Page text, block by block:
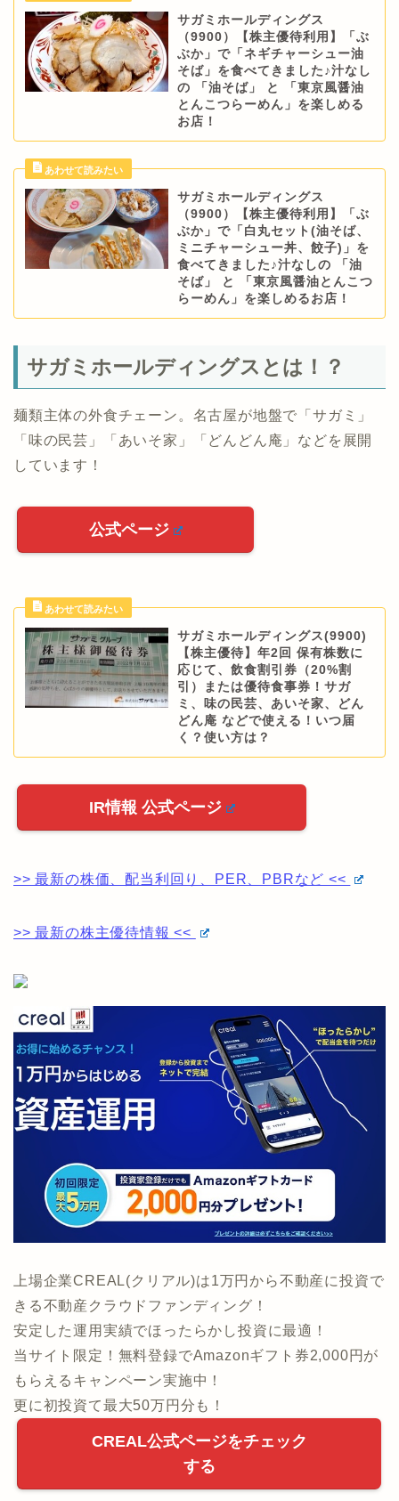
サガミホールディングス
（9900）【株主優待利用】「ぶ
ぶか」で「ネギチャーシュー油
そば」を食べてきました♪汁なし
の 「油そば」 と 「東京風醤油
とんこつらーめん」を楽しめる
お店！
サガミホールディングス
（9900）【株主優待利用】「ぶ
ぶか」で「白丸セット(油そば、
ミニチャーシュー丼、餃子)」を
食べてきました♪汁なしの 「油
そば」 と 「東京風醤油とんこつ
らーめん」を楽しめるお店！
サガミホールディングスとは！？
麺類主体の外食チェーン。名古屋が地盤で「サガミ」
「味の民芸」「あいそ家」「どんどん庵」などを展開
しています！
公式ページ
サガミホールディングス(9900)
【株主優待】年2回 保有株数に
応じて、飲食割引券（20%割
引）または優待食事券！サガ
ミ、味の民芸、あいそ家、どん
どん庵 などで使える！いつ届
く？使い方は？
IR情報 公式ページ
>> 最新の株価、配当利回り、PER、PBRなど <<
>> 最新の株主優待情報 <<
上場企業CREAL(クリアル)は1万円から不動産に投資で
きる不動産クラウドファンディング！
安定した運用実績でほったらかし投資に最適！
当サイト限定！無料登録でAmazonギフト券2,000円が
もらえるキャンペーン実施中！
更に初投資て最大50万円分も！
CREAL公式ページをチェック
する